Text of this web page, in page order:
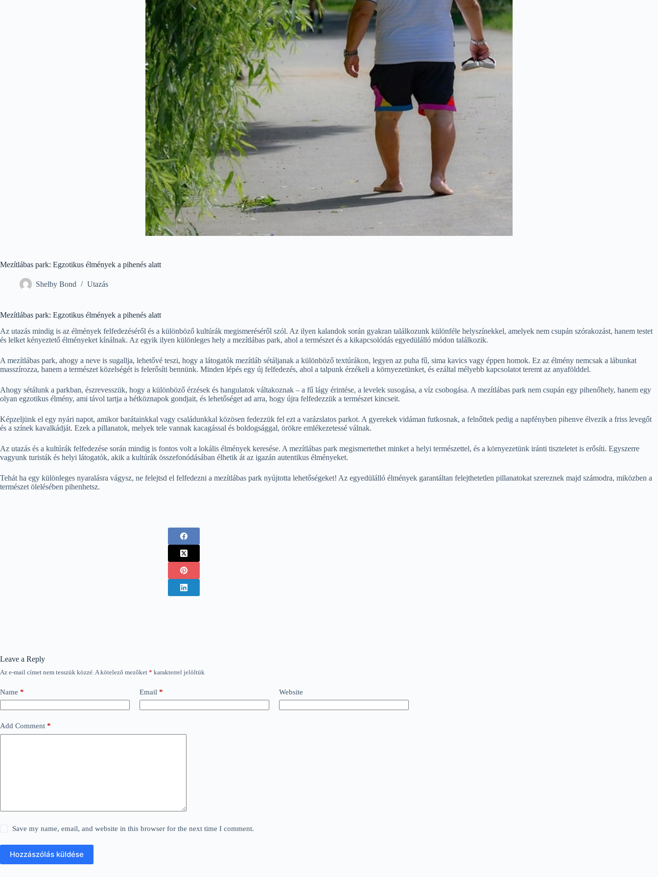
Mezítlábas park: Egzotikus élmények a pihenés alatt
Shelby Bond Utazás
Mezítlábas park: Egzotikus élmények a pihenés alatt
Az utazás mindig is az élmények felfedezéséről és a különböző kultúrák megismeréséről szól. Az ilyen kalandok során gyakran találkozunk különféle helyszínekkel, amelyek nem csupán szórakozást, hanem testet
és lelket kényeztető élményeket kínálnak. Az egyik ilyen különleges hely a mezítlábas park, ahol a természet és a kikapcsolódás egyedülálló módon találkozik.
A mezítlábas park, ahogy a neve is sugallja, lehetővé teszi, hogy a látogatók mezítláb sétáljanak a különböző textúrákon, legyen az puha fű, sima kavics vagy éppen homok. Ez az élmény nemcsak a lábunkat
masszírozza, hanem a természet közelségét is felerősíti bennünk. Minden lépés egy új felfedezés, ahol a talpunk érzékeli a környezetünket, és ezáltal mélyebb kapcsolatot teremt az anyafölddel.
Ahogy sétálunk a parkban, észrevesszük, hogy a különböző érzések és hangulatok váltakoznak – a fű lágy érintése, a levelek susogása, a víz csobogása. A mezítlábas park nem csupán egy pihenőhely, hanem egy
olyan egzotikus élmény, ami távol tartja a hétköznapok gondjait, és lehetőséget ad arra, hogy újra felfedezzük a természet kincseit.
Képzeljünk el egy nyári napot, amikor barátainkkal vagy családunkkal közösen fedezzük fel ezt a varázslatos parkot. A gyerekek vidáman futkosnak, a felnőttek pedig a napfényben pihenve élvezik a friss levegőt
és a színek kavalkádját. Ezek a pillanatok, melyek tele vannak kacagással és boldogsággal, örökre emlékezetessé válnak.
Az utazás és a kultúrák felfedezése során mindig is fontos volt a lokális élmények keresése. A mezítlábas park megismertethet minket a helyi természettel, és a környezetünk iránti tiszteletet is erősíti. Egyszerre
vagyunk turisták és helyi látogatók, akik a kultúrák összefonódásában élhetik át az igazán autentikus élményeket.
Tehát ha egy különleges nyaralásra vágysz, ne felejtsd el felfedezni a mezítlábas park nyújtotta lehetőségeket! Az egyedülálló élmények garantáltan felejthetetlen pillanatokat szereznek majd számodra, miközben a
természet ölelésében pihenhetsz.
Leave a Reply
Az e-mail címet nem tesszük közzé. A kötelező mezőket * karakterrel jelöltük
Name * Email * Website
Add Comment *
Save my name, email, and website in this browser for the next time I comment.
Hozzászólás küldése